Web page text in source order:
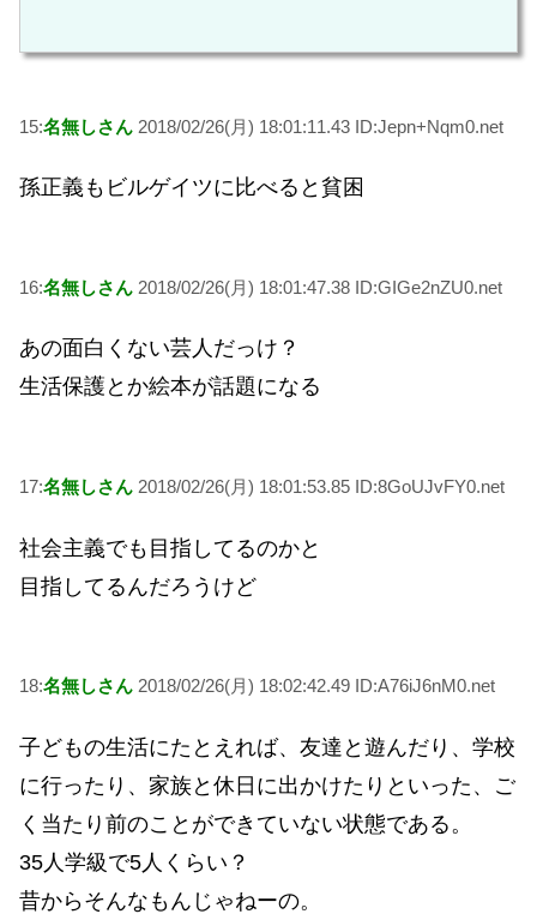
15:名無しさん 2018/02/26(月) 18:01:11.43 ID:Jepn+Nqm0.net
孫正義もビルゲイツに比べると貧困
16:名無しさん 2018/02/26(月) 18:01:47.38 ID:GIGe2nZU0.net
あの面白くない芸人だっけ？
生活保護とか絵本が話題になる
17:名無しさん 2018/02/26(月) 18:01:53.85 ID:8GoUJvFY0.net
社会主義でも目指してるのかと
目指してるんだろうけど
18:名無しさん 2018/02/26(月) 18:02:42.49 ID:A76iJ6nM0.net
子どもの生活にたとえれば、友達と遊んだり、学校
に行ったり、家族と休日に出かけたりといった、ご
く当たり前のことができていない状態である。
35人学級で5人くらい？
昔からそんなもんじゃねーの。